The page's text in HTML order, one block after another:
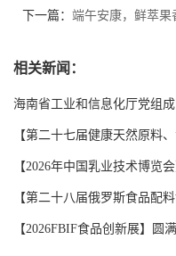
下一篇： 端午安康，鲜萃果
相关新闻：
海南省工业和信息化厅党组
研
【第二十七届健康天然原料
【2026年中国乳业技术博览
【第二十八届俄罗斯食品配
【2026FBIF食品创新展】圆